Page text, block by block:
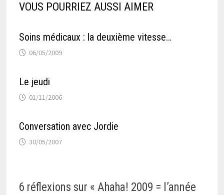
VOUS POURRIEZ AUSSI AIMER
Soins médicaux : la deuxième vitesse…
06/05/2009
Le jeudi
01/11/2006
Conversation avec Jordie
30/05/2007
6 réflexions sur « Ahaha! 2009 = l’année